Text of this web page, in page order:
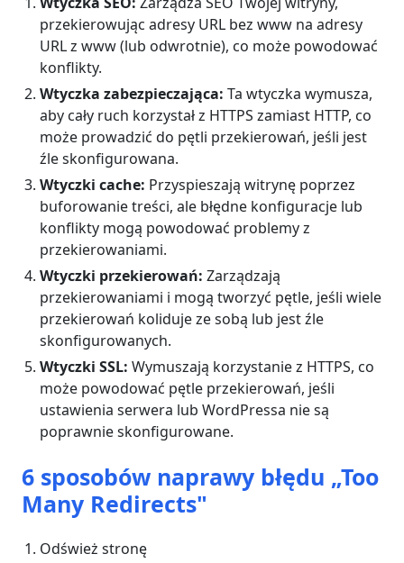
przekierowując adresy URL bez www na adresy
URL z www (lub odwrotnie), co może powodować
konflikty.
Wtyczka zabezpieczająca: Ta wtyczka wymusza,
aby cały ruch korzystał z HTTPS zamiast HTTP, co
może prowadzić do pętli przekierowań, jeśli jest
źle skonfigurowana.
Wtyczki cache: Przyspieszają witrynę poprzez
buforowanie treści, ale błędne konfiguracje lub
konflikty mogą powodować problemy z
przekierowaniami.
Wtyczki przekierowań: Zarządzają
przekierowaniami i mogą tworzyć pętle, jeśli wiele
przekierowań koliduje ze sobą lub jest źle
skonfigurowanych.
Wtyczki SSL: Wymuszają korzystanie z HTTPS, co
może powodować pętle przekierowań, jeśli
ustawienia serwera lub WordPressa nie są
poprawnie skonfigurowane.
6 sposobów naprawy błędu „Too
Many Redirects"
Odśwież stronę